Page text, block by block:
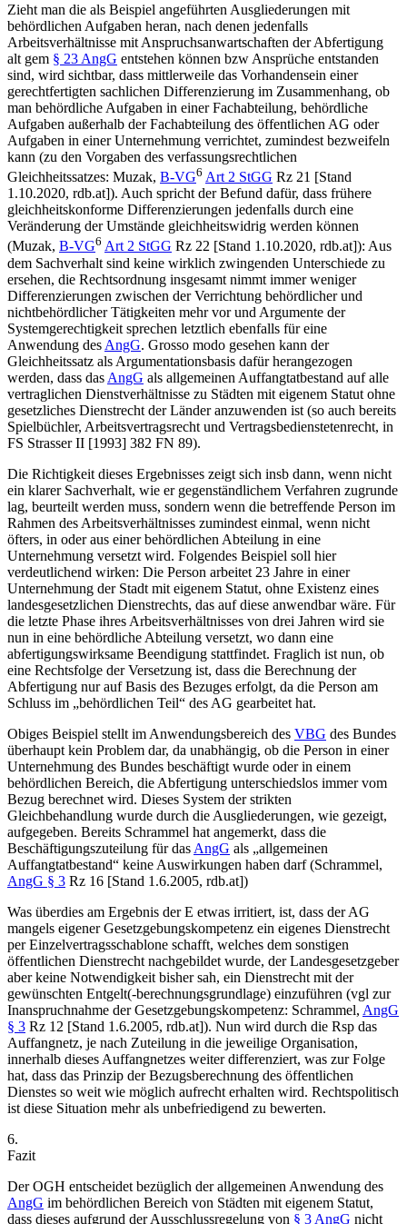
Zieht man die als Beispiel angeführten Ausgliederungen mit
behördlichen Aufgaben heran, nach denen jedenfalls
Arbeitsverhältnisse mit Anspruchsanwartschaften der Abfertigung
alt gem § 23 AngG entstehen können bzw Ansprüche entstanden
sind, wird sichtbar, dass mittlerweile das Vorhandensein einer
gerechtfertigten sachlichen Differenzierung im Zusammenhang, ob
man behördliche Aufgaben in einer Fachabteilung, behördliche
Aufgaben außerhalb der Fachabteilung des öffentlichen AG oder
Aufgaben in einer Unternehmung verrichtet, zumindest bezweifeln
kann (zu den Vorgaben des verfassungsrechtlichen
Gleichheitssatzes: Muzak, B-VG6 Art 2 StGG Rz 21 [Stand
1.10.2020, rdb.at]). Auch spricht der Befund dafür, dass frühere
gleichheitskonforme Differenzierungen jedenfalls durch eine
Veränderung der Umstände gleichheitswidrig werden können
(Muzak, B-VG6 Art 2 StGG Rz 22 [Stand 1.10.2020, rdb.at]): Aus
dem Sachverhalt sind keine wirklich zwingenden Unterschiede zu
ersehen, die Rechtsordnung insgesamt nimmt immer weniger
Differenzierungen zwischen der Verrichtung behördlicher und
nichtbehördlicher Tätigkeiten mehr vor und Argumente der
Systemgerechtigkeit sprechen letztlich ebenfalls für eine
Anwendung des AngG. Grosso modo gesehen kann der
Gleichheitssatz als Argumentationsbasis dafür herangezogen
werden, dass das AngG als allgemeinen Auffangtatbestand auf alle
vertraglichen Dienstverhältnisse zu Städten mit eigenem Statut ohne
gesetzliches Dienstrecht der Länder anzuwenden ist (so auch bereits
Spielbüchler, Arbeitsvertragsrecht und Vertragsbedienstetenrecht, in
FS Strasser II [1993] 382 FN 89).
Die Richtigkeit dieses Ergebnisses zeigt sich insb dann, wenn nicht
ein klarer Sachverhalt, wie er gegenständlichem Verfahren zugrunde
lag, beurteilt werden muss, sondern wenn die betreffende Person im
Rahmen des Arbeitsverhältnisses zumindest einmal, wenn nicht
öfters, in oder aus einer behördlichen Abteilung in eine
Unternehmung versetzt wird. Folgendes Beispiel soll hier
verdeutlichend wirken: Die Person arbeitet 23 Jahre in einer
Unternehmung der Stadt mit eigenem Statut, ohne Existenz eines
landesgesetzlichen Dienstrechts, das auf diese anwendbar wäre. Für
die letzte Phase ihres Arbeitsverhältnisses von drei Jahren wird sie
nun in eine behördliche Abteilung versetzt, wo dann eine
abfertigungswirksame Beendigung stattfindet. Fraglich ist nun, ob
eine Rechtsfolge der Versetzung ist, dass die Berechnung der
Abfertigung nur auf Basis des Bezuges erfolgt, da die Person am
Schluss im „behördlichen Teil“ des AG gearbeitet hat.
Obiges Beispiel stellt im Anwendungsbereich des VBG des Bundes
überhaupt kein Problem dar, da unabhängig, ob die Person in einer
Unternehmung des Bundes beschäftigt wurde oder in einem
behördlichen Bereich, die Abfertigung unterschiedslos immer vom
Bezug berechnet wird. Dieses System der strikten
Gleichbehandlung wurde durch die Ausgliederungen, wie gezeigt,
aufgegeben. Bereits Schrammel hat angemerkt, dass die
Beschäftigungszuteilung für das AngG als „allgemeinen
Auffangtatbestand“ keine Auswirkungen haben darf (Schrammel,
AngG § 3 Rz 16 [Stand 1.6.2005, rdb.at])
Was überdies am Ergebnis der E etwas irritiert, ist, dass der AG
mangels eigener Gesetzgebungskompetenz ein eigenes Dienstrecht
per Einzelvertragsschablone schafft, welches dem sonstigen
öffentlichen Dienstrecht nachgebildet wurde, der Landesgesetzgeber
aber keine Notwendigkeit bisher sah, ein Dienstrecht mit der
gewünschten Entgelt(-berechnungsgrundlage) einzuführen (vgl zur
Inanspruchnahme der Gesetzgebungskompetenz: Schrammel, AngG
§ 3 Rz 12 [Stand 1.6.2005, rdb.at]). Nun wird durch die Rsp das
Auffangnetz, je nach Zuteilung in die jeweilige Organisation,
innerhalb dieses Auffangnetzes weiter differenziert, was zur Folge
hat, dass das Prinzip der Bezugsberechnung des öffentlichen
Dienstes so weit wie möglich aufrecht erhalten wird. Rechtspolitisch
ist diese Situation mehr als unbefriedigend zu bewerten.
6.
Fazit
Der OGH entscheidet bezüglich der allgemeinen Anwendung des
AngG im behördlichen Bereich von Städten mit eigenem Statut,
dass dieses aufgrund der Ausschlussregelung von § 3 AngG nicht